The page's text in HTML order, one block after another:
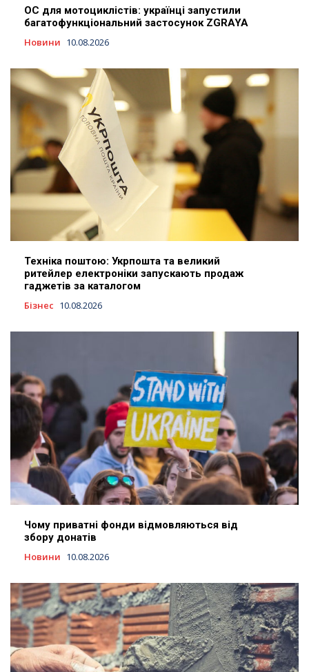
ОС для мотоциклістів: українці запустили
багатофункціональний застосунок ZGRAYA
Новини 10.08.2026
Техніка поштою: Укрпошта та великий
ритейлер електроніки запускають продаж
гаджетів за каталогом
Бізнес 10.08.2026
Чому приватні фонди відмовляються від
збору донатів
Новини 10.08.2026